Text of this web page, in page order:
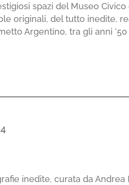
spazi del Museo
originali, del tutto inedite,
Argentino, tra gli anni
inedite, curata da Andrea